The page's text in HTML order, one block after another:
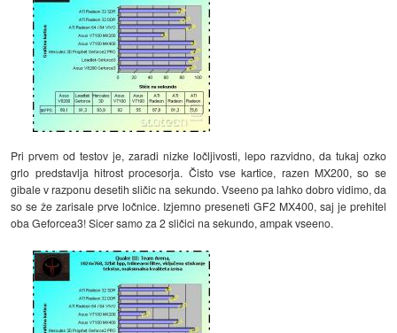
Pri prvem od testov je, zaradi nizke ločljivosti, lepo razvidno, da tukaj ozko
grlo predstavlja hitrost procesorja. Čisto vse kartice, razen MX200, so se
gibale v razponu desetih sličic na sekundo. Vseeno pa lahko dobro vidimo, da
so se že zarisale prve ločnice. Izjemno preseneti GF2 MX400, saj je prehitel
oba Geforcea3! Sicer samo za 2 sličici na sekundo, ampak vseeno.